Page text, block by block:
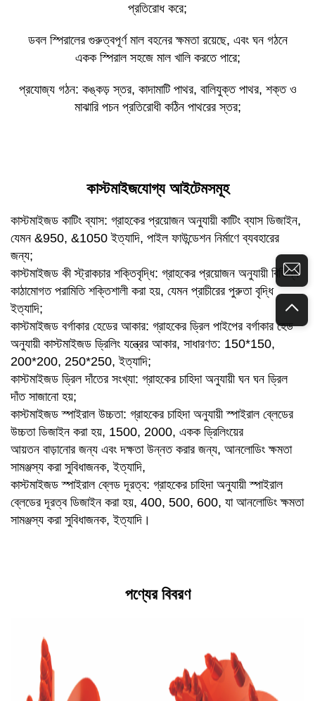
প্রতিরোধ করে;
ডবল স্পিরালের গুরুত্বপূর্ণ মাল বহনের ক্ষমতা রয়েছে, এবং ঘন গঠনে
একক স্পিরাল সহজে মাল খালি করতে পারে;
প্রযোজ্য গঠন: কঙ্কড় স্তর, কাদামাটি পাথর, বালিযুক্ত পাথর, শক্ত ও
মাঝারি পচন প্রতিরোধী কঠিন পাথরের স্তর;
কাস্টমাইজযোগ্য আইটেমসমূহ
কাস্টমাইজড কাটিং ব্যাস: গ্রাহকের প্রয়োজন অনুযায়ী কাটিং ব্যাস ডিজাইন,
যেমন &950, &1050 ইত্যাদি, পাইল ফাউন্ডেশন নির্মাণে ব্যবহারের
জন্য;
কাস্টমাইজড কী স্ট্রাকচার শক্তিবৃদ্ধি: গ্রাহকের প্রয়োজন অনুযায়ী বিভিন্ন
কাঠামোগত পরামিতি শক্তিশালী করা হয়, যেমন প্রাচীরের পুরুতা বৃদ্ধি
ইত্যাদি;
কাস্টমাইজড বর্গাকার হেডের আকার: গ্রাহকের ড্রিল পাইপের বর্গাকার হেড
অনুযায়ী কাস্টমাইজড ড্রিলিং যন্ত্রের আকার, সাধারণত: 150*150,
200*200, 250*250, ইত্যাদি;
কাস্টমাইজড ড্রিল দাঁতের সংখ্যা: গ্রাহকের চাহিদা অনুযায়ী ঘন ঘন ড্রিল
দাঁত সাজানো হয়;
কাস্টমাইজড স্পাইরাল উচ্চতা: গ্রাহকের চাহিদা অনুযায়ী স্পাইরাল ব্লেডের
উচ্চতা ডিজাইন করা হয়, 1500, 2000, একক ড্রিলিংয়ের
আয়তন বাড়ানোর জন্য এবং দক্ষতা উন্নত করার জন্য, আনলোডিং ক্ষমতা
সামঞ্জস্য করা সুবিধাজনক, ইত্যাদি,
কাস্টমাইজড স্পাইরাল ব্লেড দূরত্ব: গ্রাহকের চাহিদা অনুযায়ী স্পাইরাল
ব্লেডের দূরত্ব ডিজাইন করা হয়, 400, 500, 600, যা আনলোডিং ক্ষমতা
সামঞ্জস্য করা সুবিধাজনক, ইত্যাদি।
পণ্যের বিবরণ